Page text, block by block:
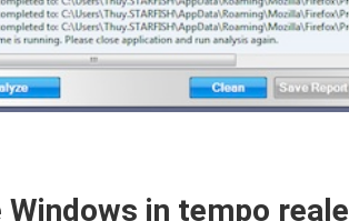
Windows in tempo reale